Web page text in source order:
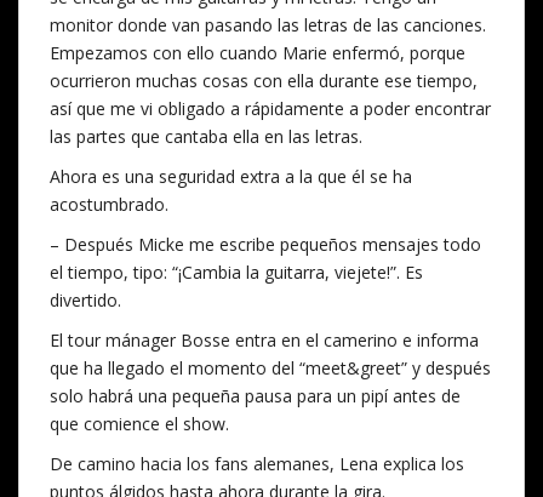
monitor donde van pasando las letras de las canciones.
Empezamos con ello cuando Marie enfermó, porque
ocurrieron muchas cosas con ella durante ese tiempo,
así que me vi obligado a rápidamente a poder encontrar
las partes que cantaba ella en las letras.
Ahora es una seguridad extra a la que él se ha
acostumbrado.
– Después Micke me escribe pequeños mensajes todo
el tiempo, tipo: “¡Cambia la guitarra, viejete!”. Es
divertido.
El tour mánager Bosse entra en el camerino e informa
que ha llegado el momento del “meet&greet” y después
solo habrá una pequeña pausa para un pipí antes de
que comience el show.
De camino hacia los fans alemanes, Lena explica los
puntos álgidos hasta ahora durante la gira.